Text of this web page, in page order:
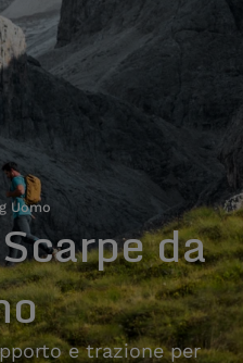
Uomo
da
e trazione per